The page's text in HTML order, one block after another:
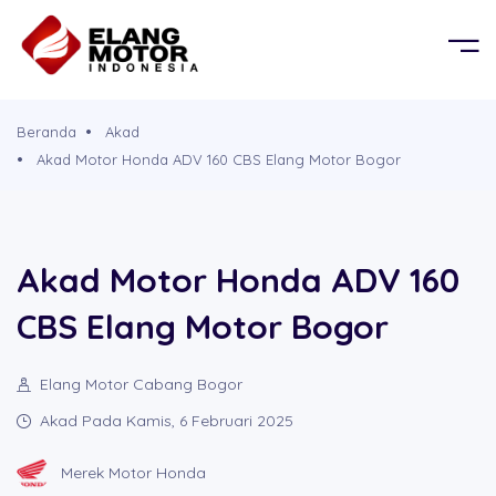
Beranda
Akad
Akad Motor Honda ADV 160 CBS Elang Motor Bogor
Akad Motor Honda ADV 160
CBS Elang Motor Bogor
Elang Motor Cabang Bogor
Akad Pada Kamis, 6 Februari 2025
Merek Motor Honda